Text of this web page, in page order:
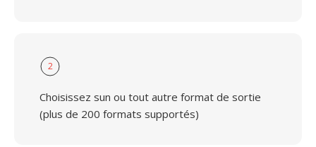
2
Choisissez sun ou tout autre format de sortie
(plus de 200 formats supportés)